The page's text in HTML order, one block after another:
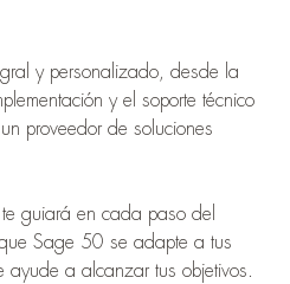
y personalizado, desde la
y el soporte técnico
proveedor de soluciones
guiará en cada paso del
Sage 50 se adapte a tus
ayude a alcanzar tus objetivos.